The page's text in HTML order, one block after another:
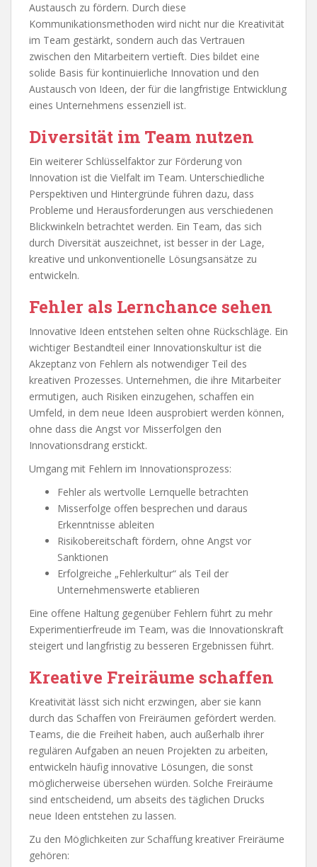
Austausch zu fördern. Durch diese
Kommunikationsmethoden wird nicht nur die Kreativität
im Team gestärkt, sondern auch das Vertrauen
zwischen den Mitarbeitern vertieft. Dies bildet eine
solide Basis für kontinuierliche Innovation und den
Austausch von Ideen, der für die langfristige Entwicklung
eines Unternehmens essenziell ist.
Diversität im Team nutzen
Ein weiterer Schlüsselfaktor zur Förderung von
Innovation ist die Vielfalt im Team. Unterschiedliche
Perspektiven und Hintergründe führen dazu, dass
Probleme und Herausforderungen aus verschiedenen
Blickwinkeln betrachtet werden. Ein Team, das sich
durch Diversität auszeichnet, ist besser in der Lage,
kreative und unkonventionelle Lösungsansätze zu
entwickeln.
Fehler als Lernchance sehen
Innovative Ideen entstehen selten ohne Rückschläge. Ein
wichtiger Bestandteil einer Innovationskultur ist die
Akzeptanz von Fehlern als notwendiger Teil des
kreativen Prozesses. Unternehmen, die ihre Mitarbeiter
ermutigen, auch Risiken einzugehen, schaffen ein
Umfeld, in dem neue Ideen ausprobiert werden können,
ohne dass die Angst vor Misserfolgen den
Innovationsdrang erstickt.
Umgang mit Fehlern im Innovationsprozess:
Fehler als wertvolle Lernquelle betrachten
Misserfolge offen besprechen und daraus
Erkenntnisse ableiten
Risikobereitschaft fördern, ohne Angst vor
Sanktionen
Erfolgreiche „Fehlerkultur“ als Teil der
Unternehmenswerte etablieren
Eine offene Haltung gegenüber Fehlern führt zu mehr
Experimentierfreude im Team, was die Innovationskraft
steigert und langfristig zu besseren Ergebnissen führt.
Kreative Freiräume schaffen
Kreativität lässt sich nicht erzwingen, aber sie kann
durch das Schaffen von Freiräumen gefördert werden.
Teams, die die Freiheit haben, auch außerhalb ihrer
regulären Aufgaben an neuen Projekten zu arbeiten,
entwickeln häufig innovative Lösungen, die sonst
möglicherweise übersehen würden. Solche Freiräume
sind entscheidend, um abseits des täglichen Drucks
neue Ideen entstehen zu lassen.
Zu den Möglichkeiten zur Schaffung kreativer Freiräume
gehören: